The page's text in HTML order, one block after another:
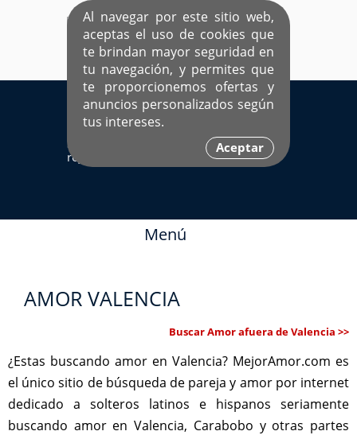
Al navegar por este sitio web,
aceptas el uso de cookies que
te brindan mayor seguridad en
tu navegación, y permites que
te proporcionemos ofertas y
anuncios personalizados según
tus intereses.
Aceptar
EL ÚNICO SITIO DEDICADO A SOLTEROS
HISPANOS COMO TÚ
Ingresa aquí
Sí ya estás
registrado
Menú
AMOR VALENCIA
Buscar Amor afuera de Valencia >>
¿Estas buscando amor en Valencia? MejorAmor.com es
el único sitio de búsqueda de pareja y amor por internet
dedicado a solteros latinos e hispanos seriamente
buscando amor en Valencia, Carabobo y otras partes